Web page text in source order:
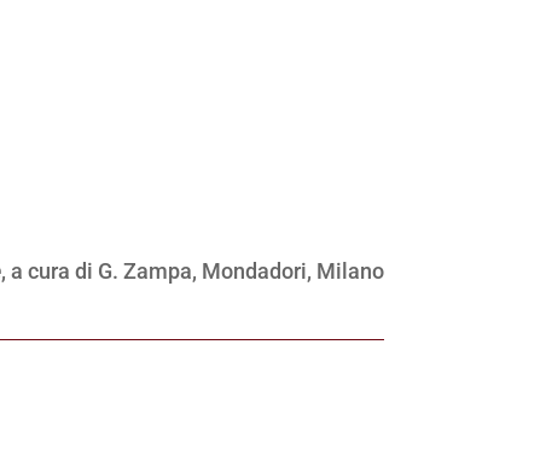
, a cura di G. Zampa, Mondadori, Milano